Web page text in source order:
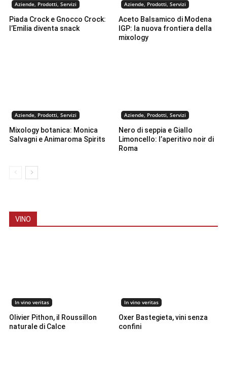
Aziende, Prodotti, Servizi
Piada Crock e Gnocco Crock:
l’Emilia diventa snack
Aziende, Prodotti, Servizi
Aceto Balsamico di Modena
IGP: la nuova frontiera della
mixology
Aziende, Prodotti, Servizi
Mixology botanica: Monica
Salvagni e Animaroma Spirits
Aziende, Prodotti, Servizi
Nero di seppia e Giallo
Limoncello: l’aperitivo noir di
Roma
VINO
In vino veritas
Olivier Pithon, il Roussillon
naturale di Calce
In vino veritas
Oxer Bastegieta, vini senza
confini